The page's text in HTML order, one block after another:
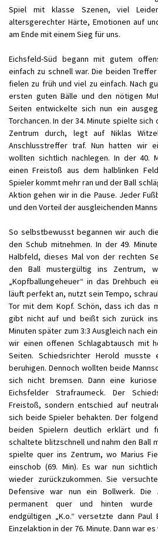
Spiel mit klasse Szenen, viel
altersgerechter Härte, Emotionen auf
am Ende mit einem Sieg für uns.
Eichsfeld-Süd begann mit gutem
einfach zu schnell war. Die beiden
fielen zu früh und viel zu einfach. Nach
ersten guten Bälle und den nötigen
Seiten entwickelte sich nun ein
Torchancen. In der 34. Minute spielte
Zentrum durch, legt auf Niklas
Anschlusstreffer traf. Nun hatten wir
wollten sichtlich nachlegen. In der 40.
einen Freistoß aus dem halblinken
Spieler kommt mehr ran und der Ball
Aktion gehen wir in die Pause. Jeder
und den Vorteil der ausgleichenden
So selbstbewusst begannen wir auch
den Schub mitnehmen. In der 49.
Halbfeld, dieses Mal von der rechten
den Ball mustergültig ins Zentrum,
„Kopfballungeheuer“ in das Drehbuch
läuft perfekt an, nutzt sein Tempo,
Tor mit dem Kopf. Schön, dass ich das
gibt nicht auf und beißt sich zurück
Minuten später zum 3:3 Ausgleich nach
wir einen offenen Schlagabtausch mit
Seiten. Schiedsrichter Herold musste
beruhigen. Dennoch wollten beide
sich nicht bremsen. Dann eine
Eichsfelder Strafraumeck. Der
Freistoß, sondern entschied auf
sich beide Spieler behakten. Der
beiden Spielern deutlich erklärt und
schaltete blitzschnell und nahm den Ball
spielte quer ins Zentrum, wo Marius
einschob (69. Min). Es war nun
wieder zurückzukommen. Sie
Defensive war nun ein Bollwerk. Die
permanent quer und hinten wurde
endgültigen „K.o.“ versetzte dann
Einzelaktion in der 76. Minute. Dann war